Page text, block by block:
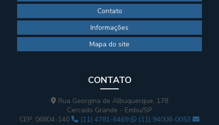
Contato
Informações
Mapa do site
CONTATO
Rua Georgina de Albuquerque, 178
Cercado Grande - Embu/SP
CEP: 06804-140
(11) 4781-6469
(11) 94008-0053